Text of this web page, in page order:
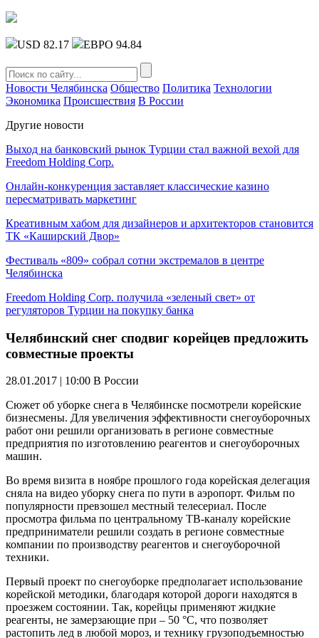
USD 82.17 ЕВРО 94.84
Новости Челябинска Общество Политика Технологии
Экономика Происшествия В России
Другие новости
Выход на банковский рынок Турции стал важной вехой для
Freedom Holding Corp.
Онлайн-конкуренция заставляет классические казино
пересматривать маркетинг
Креативным хабом для дизайнеров и архитекторов становится
ТК «Каширский Двор»
Фестиваль «809» собрал сотни экстремалов в центре
Челябинска
Freedom Holding Corp. получила «зеленый свет» от
регуляторов Турции на покупку банка
Челябинский снег сподвиг корейцев предложить
совместные проекты
28.01.2017 | 10:00 В России
Сюжет об уборке снега в Челябинске посмотрели корейские
бизнесмены. Для увеличения эффективности снегоуборочных
работ они решили организовать в регионе совместные
предприятия по изготовлению реагентов и снегоуборочных
машин.
Во время визита в ноябре прошлого года корейская делегация
сняла на видео уборку снега по пути в аэропорт. Фильм по
популярности превзошел местный телесериал. После
просмотра фильма по центральному ТВ-каналу корейские
предприниматели решили создать в регионе совместные
компании по производству реагентов и снегоуборочной
техники.
Первый проект по снегоуборке предполагает использование
корейской методики, благодаря которой дороги находятся в
проезжем состоянии. Так, корейцы применяют жидкие
реагенты, не замерзающие при – 50 °C, что позволяет
растопить лед в любой мороз, и технику грузоподъемностью